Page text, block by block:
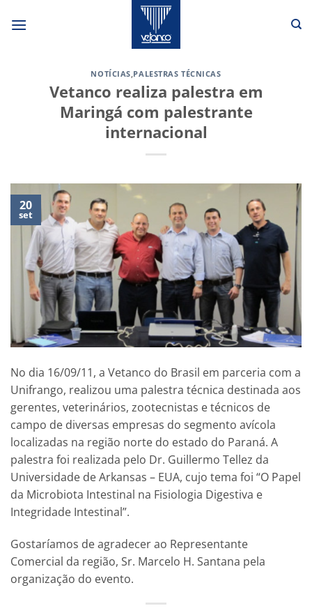
NOTÍCIAS,PALESTRAS TÉCNICAS
Vetanco realiza palestra em
Maringá com palestrante
internacional
20
set
No dia 16/09/11, a Vetanco do Brasil em parceria com a
Unifrango, realizou uma palestra técnica destinada aos
gerentes, veterinários, zootecnistas e técnicos de
campo de diversas empresas do segmento avícola
localizadas na região norte do estado do Paraná. A
palestra foi realizada pelo Dr. Guillermo Tellez da
Universidade de Arkansas – EUA, cujo tema foi “O Papel
da Microbiota Intestinal na Fisiologia Digestiva e
Integridade Intestinal”.
Gostaríamos de agradecer ao Representante
Comercial da região, Sr. Marcelo H. Santana pela
organização do evento.